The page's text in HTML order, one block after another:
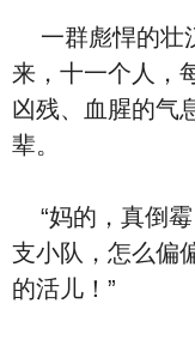
一群彪悍的壮
来，十一个人，
凶残、血腥的气
辈。
“妈的，真倒霉
支小队，怎么偏
的活儿！”